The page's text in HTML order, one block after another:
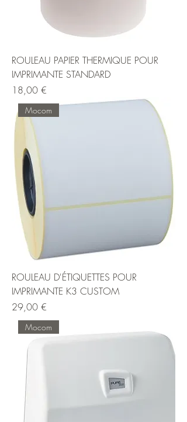
ROULEAU PAPIER THERMIQUE POUR
IMPRIMANTE STANDARD
Prix
18,00 €
Mocom
ROULEAU D'ÉTIQUETTES POUR
IMPRIMANTE K3 CUSTOM
Prix
29,00 €
Mocom